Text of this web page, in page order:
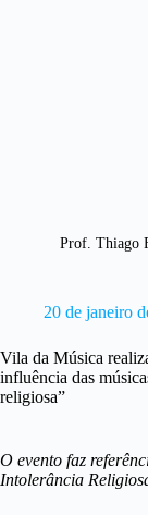
Prof. Thiago
20 de janeiro
Vila da Música
influência das
religiosa”
O evento faz
Intolerância